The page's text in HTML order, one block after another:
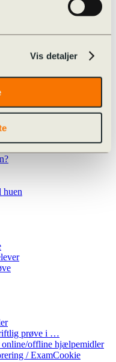
Vis detaljer
huen
prøve i …
online/offline hjælpemidler
/ ExamCookie